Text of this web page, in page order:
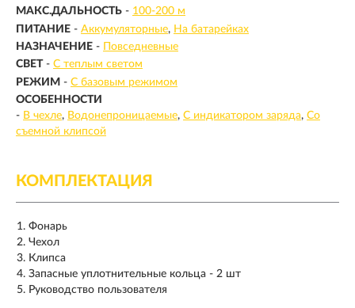
МАКС.ДАЛЬНОСТЬ - 100-200 м
ПИТАНИЕ - Аккумуляторные
На батарейках
НАЗНАЧЕНИЕ - Повседневные
СВЕТ - С теплым светом
РЕЖИМ - С базовым режимом
ОСОБЕННОСТИ
- В чехле Водонепроницаемые С индикатором заряда Со
съемной клипсой
КОМПЛЕКТАЦИЯ
Фонарь
Чехол
Клипса
Запасные уплотнительные кольца - 2 шт
Руководство пользователя